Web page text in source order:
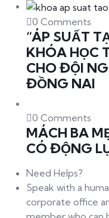
0 Comments
“ÁP SUẤT
KHÓA HỌC
CHO ĐỘI
ĐỒNG NAI
0 Comments
MÁCH BA
CÓ ĐỘNG
Need Helps?
Speak with a
corporate office